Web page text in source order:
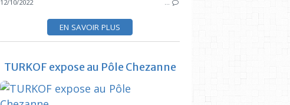
PLAGES DE CORBIÈRES
VILLE DE MARSEILLE
12/10/2022 …
EN SAVOIR PLUS
TURKOF expose au Pôle Chezanne